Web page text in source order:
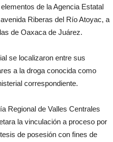
de la Agencia Estatal
Riberas del Río Atoyac, a
de Oaxaca de Juárez.
se localizaron entre sus
a la droga conocida como
correspondiente.
Regional de Valles Centrales
la vinculación a proceso por
de posesión con fines de